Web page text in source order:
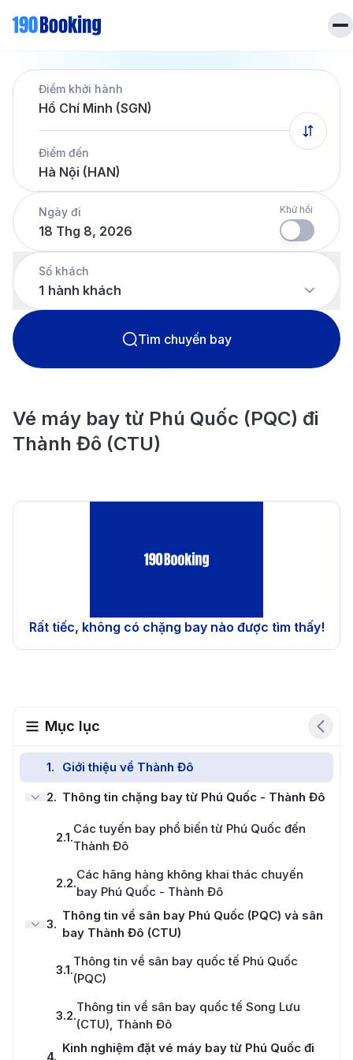
Trang chủ
Vé máy bay
Dịch vụ
Khách sạn
Tin tứcLiên hệ
Hotline
028 7303 6167
Tiếng Việt
Điểm khởi hành
Hồ Chí Minh (SGN)
Điểm đến
Hà Nội (HAN)
Ngày đi
18 Thg 8, 2026
Khứ hồi
Số khách
1 hành khách
Tìm chuyến bay
Vé máy bay từ Phú Quốc (PQC) đi
Thành Đô (CTU)
Rất tiếc, không có chặng bay nào được tìm thấy!
Mục lục
1.
Giới thiệu về Thành Đô
2. Thông tin chặng bay từ Phú Quốc - Thành Đô
2.1.
Các tuyến bay phổ biến từ Phú Quốc đến
Thành Đô
2.2.
Các hãng hàng không khai thác chuyến
bay Phú Quốc - Thành Đô
3.
Thông tin về sân bay Phú Quốc (PQC) và sân
bay Thành Đô (CTU)
3.1.
Thông tin về sân bay quốc tế Phú Quốc
(PQC)
3.2.
Thông tin về sân bay quốc tế Song Lưu
(CTU), Thành Đô
4.
Kinh nghiệm đặt vé máy bay từ Phú Quốc đi